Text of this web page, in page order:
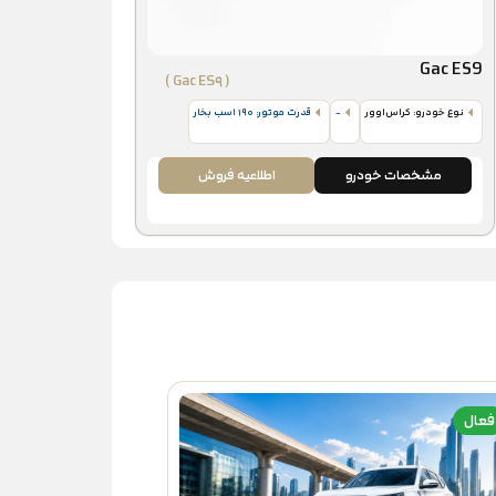
Gac ES9 ( Gac ES۹ )
نوع خودرو: کراس‌اوور - قدرت موتور: ۱۹۰ اسب‌ بخار
اطلاعیه فروش مشخصات خودرو
فعال